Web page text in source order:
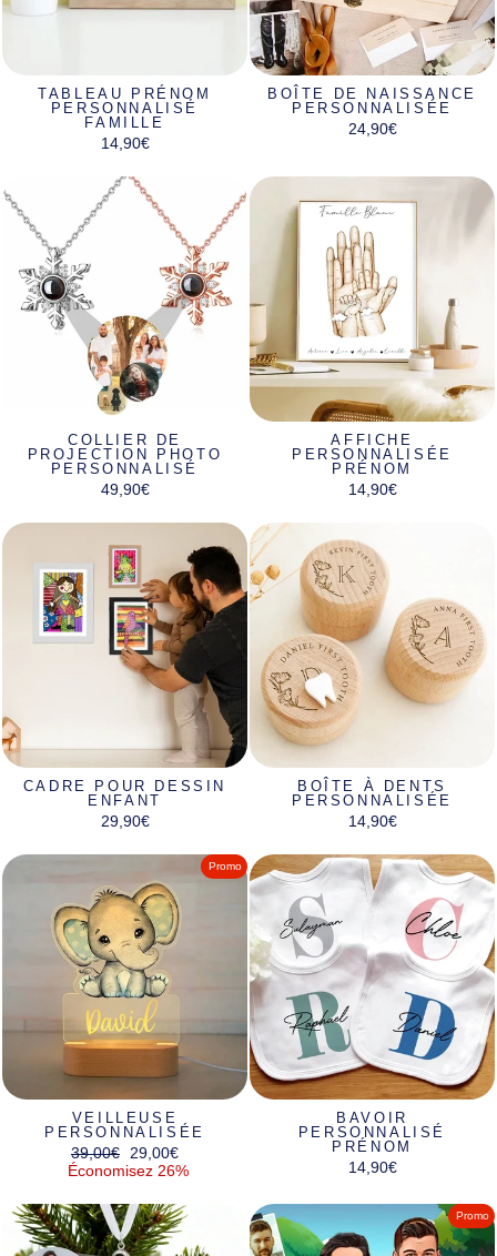
TABLEAU PRÉNOM
PERSONNALISÉ
FAMILLE
14,90€
BOÎTE DE NAISSANCE
PERSONNALISÉE
24,90€
COLLIER DE
PROJECTION PHOTO
PERSONNALISÉ
49,90€
AFFICHE
PERSONNALISÉE
PRÉNOM
14,90€
CADRE POUR DESSIN
ENFANT
29,90€
BOÎTE À DENTS
PERSONNALISÉE
14,90€
Promo
VEILLEUSE
PERSONNALISÉE
Prix
régulier
39,00€
Prix
réduit
29,00€
Économisez 26%
BAVOIR
PERSONNALISÉ
PRÉNOM
14,90€
Promo